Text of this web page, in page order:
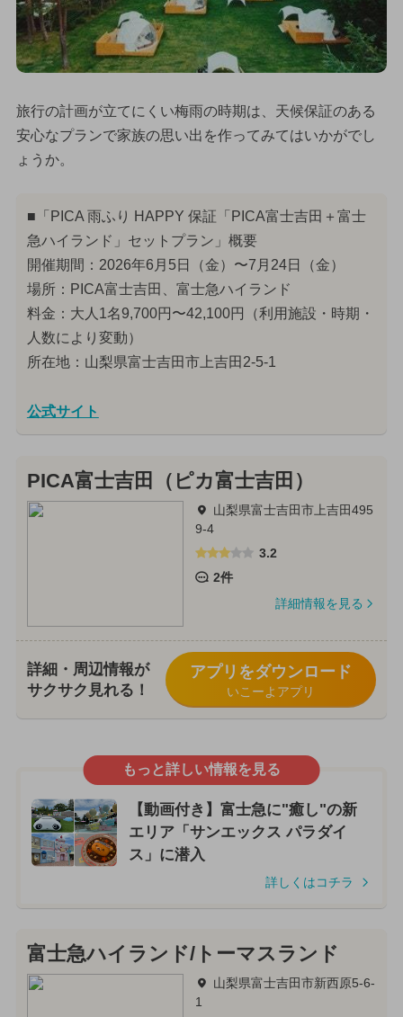
旅行の計画が立てにくい梅雨の時期は、天候保証のある
安心なプランで家族の思い出を作ってみてはいかがでし
ょうか。
■「PICA 雨ふり HAPPY 保証「PICA富士吉田＋富士
急ハイランド」セットプラン」概要
開催期間：2026年6月5日（金）〜7月24日（金）
場所：PICA富士吉田、富士急ハイランド
料金：大人1名9,700円〜42,100円（利用施設・時期・
人数により変動）
所在地：山梨県富士吉田市上吉田2-5-1
公式サイト
PICA富士吉田（ピカ富士吉田）
山梨県富士吉田市上吉田495
9-4
3.2
2件
詳細情報を見る
詳細・周辺情報が
サクサク見れる！
アプリをダウンロード
いこーよアプリ
もっと詳しい情報を見る
【動画付き】富士急に"癒し"の新
エリア「サンエックス パラダイ
ス」に潜入
詳しくはコチラ
富士急ハイランド/トーマスランド
山梨県富士吉田市新西原5-6-
1